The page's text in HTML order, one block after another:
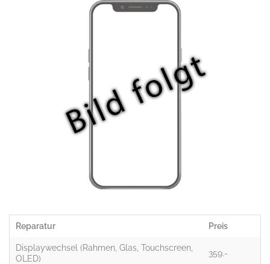
Reparatur Preis
Displaywechsel (Rahmen, Glas, Touchscreen,
OLED)
359.-